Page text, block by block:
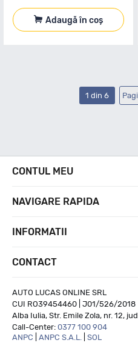
Adaugă în coș
1 din 6
CONTUL MEU
NAVIGARE RAPIDA
INFORMATII
CONTACT
AUTO LUCAS ONLINE SRL
CUI RO39454460 | J01/526/2018
Alba Iulia, Str. Emile Zola, nr. 12,
Call-Center: 0377 100 904
ANPC
ANPC S.A.L. SOL